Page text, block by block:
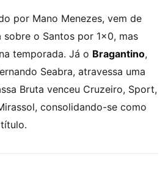
por Mano Menezes, vem de
o Santos por 1×0, mas
temporada. Já o Bragantino,
Seabra, atravessa uma
Bruta venceu Cruzeiro, Sport,
consolidando-se como